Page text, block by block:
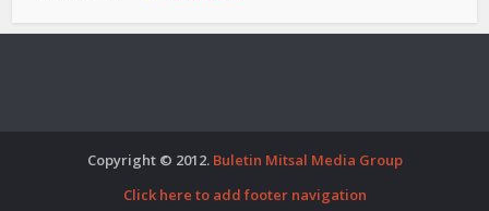
Copyright © 2012. Buletin Mitsal Media Group
Click here to add footer navigation